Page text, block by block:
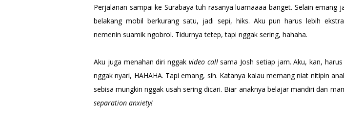
Perjalanan sampai ke Surabaya tuh rasanya luamaaaa banget. Selain emang
belakang mobil berkurang satu, jadi sepi, hiks. Aku pun harus lebih
nemenin suamik ngobrol. Tidurnya tetep, tapi nggak sering, hahaha.
Aku juga menahan diri nggak video callsama Josh setiap jam. Aku, kan,
nggak nyari, HAHAHA. Tapi emang, sih. Katanya kalau memang niat nitipin
sebisa mungkin nggak usah sering dicari. Biar anaknya belajar mandiri dan
separation anxiety!